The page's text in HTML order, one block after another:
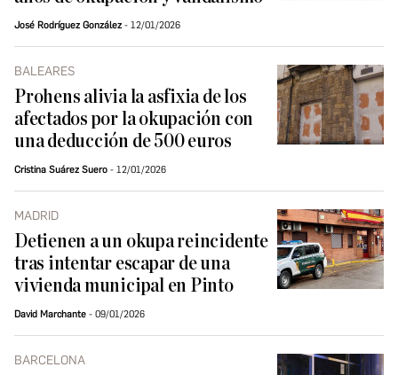
José Rodríguez González 12/01/2026
BALEARES
Prohens alivia la asfixia de los
afectados por la okupación con
una deducción de 500 euros
Cristina Suárez Suero 12/01/2026
MADRID
Detienen a un okupa reincidente
tras intentar escapar de una
vivienda municipal en Pinto
David Marchante 09/01/2026
BARCELONA